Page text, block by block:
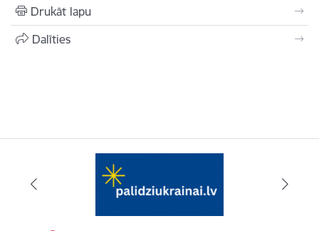
Drukāt lapu
Dalīties